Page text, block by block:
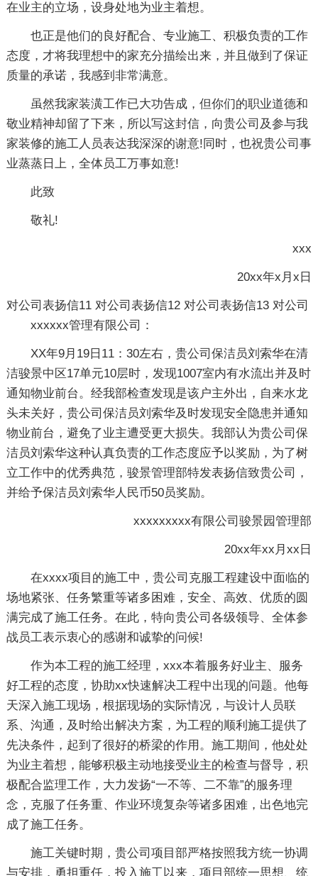
在业主的立场，设身处地为业主着想。
也正是他们的良好配合、专业施工、积极负责的工作
态度，才将我理想中的家充分描绘出来，并且做到了保证
质量的承诺，我感到非常满意。
虽然我家装潢工作已大功告成，但你们的职业道德和
敬业精神却留了下来，所以写这封信，向贵公司及参与我
家装修的施工人员表达我深深的谢意!同时，也祝贵公司事
业蒸蒸日上，全体员工万事如意!
此致
敬礼!
xxx
20xx年x月x日
对公司表扬信11
xxxxxx管理有限公司：
XX年9月19日11：30左右，贵公司保洁员刘索华在清
洁骏景中区17单元10层时，发现1007室内有水流出并及时
通知物业前台。经我部检查发现是该户主外出，自来水龙
头未关好，贵公司保洁员刘索华及时发现安全隐患并通知
物业前台，避免了业主遭受更大损失。我部认为贵公司保
洁员刘索华这种认真负责的工作态度应予以奖励，为了树
立工作中的优秀典范，骏景管理部特发表扬信致贵公司，
并给予保洁员刘索华人民币50员奖励。
xxxxxxxxx有限公司骏景园管理部
20xx年xx月xx日
对公司表扬信12
在xxxx项目的施工中，贵公司克服工程建设中面临的
场地紧张、任务繁重等诸多困难，安全、高效、优质的圆
满完成了施工任务。在此，特向贵公司各级领导、全体参
战员工表示衷心的感谢和诚挚的问候!
作为本工程的施工经理，xxx本着服务好业主、服务
好工程的态度，协助xx快速解决工程中出现的问题。他每
天深入施工现场，根据现场的实际情况，与设计人员联
系、沟通，及时给出解决方案，为工程的顺利施工提供了
先决条件，起到了很好的桥梁的作用。施工期间，他处处
为业主着想，能够积极主动地接受业主的检查与督导，积
极配合监理工作，大力发扬“一不等、二不靠”的服务理
念，克服了任务重、作业环境复杂等诸多困难，出色地完
成了施工任务。
施工关键时期，贵公司项目部严格按照我方统一协调
与安排，勇担重任，投入施工以来，项目部统一思想、统
对公司表扬信13 对公司